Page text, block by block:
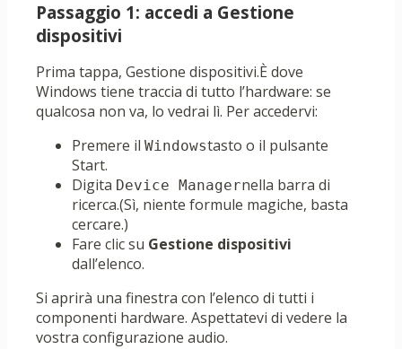
Passaggio 1: accedi a Gestione
dispositivi
Prima tappa, Gestione dispositivi.È dove
Windows tiene traccia di tutto l’hardware: se
qualcosa non va, lo vedrai lì. Per accedervi:
Premere il Windowstasto o il pulsante
Start.
Digita Device Managernella barra di
ricerca.(Sì, niente formule magiche, basta
cercare.)
Fare clic su Gestione dispositivi
dall’elenco.
Si aprirà una finestra con l’elenco di tutti i
componenti hardware. Aspettatevi di vedere la
vostra configurazione audio.